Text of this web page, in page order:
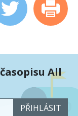
All
PŘIHLÁSIT